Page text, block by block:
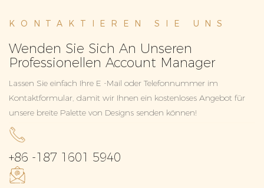
KONTAKTIEREN SIE UNS
Wenden Sie Sich An Unseren
Professionellen Account Manager
Lassen Sie einfach Ihre E -Mail oder Telefonnummer im
Kontaktformular, damit wir Ihnen ein kostenloses Angebot für
unsere breite Palette von Designs senden können!
+86 -187 1601 5940